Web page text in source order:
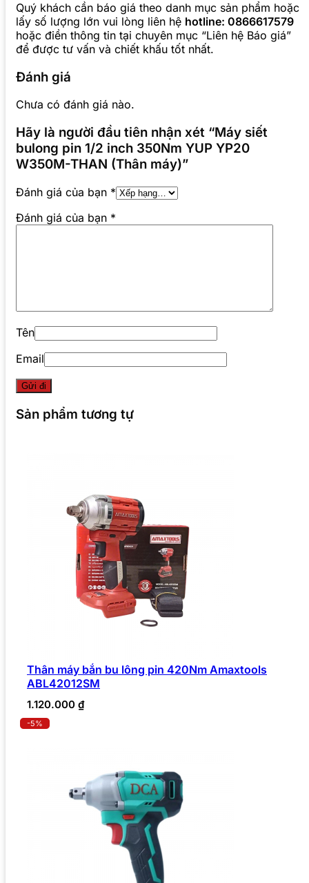
Quý khách cần báo giá theo danh mục sản phẩm hoặc
lấy số lượng lớn vui lòng liên hệ hotline: 0866617579
hoặc điền thông tin tại chuyên mục “Liên hệ Báo giá”
để được tư vấn và chiết khấu tốt nhất.
Đánh giá
Chưa có đánh giá nào.
Hãy là người đầu tiên nhận xét “Máy siết
bulong pin 1/2 inch 350Nm YUP YP20
W350M-THAN (Thân máy)”
Đánh giá của bạn *
Đánh giá của bạn *
Tên
Email
Sản phẩm tương tự
Thân máy bắn bu lông pin 420Nm Amaxtools
ABL42012SM
1.120.000 ₫
-5%